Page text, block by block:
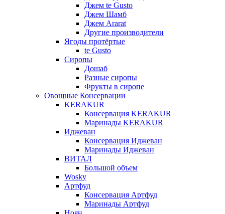
Джем te Gusto
Джем Шамб
Джем Ararat
Другие производители
Ягоды протёртые
te Gusto
Сиропы
Дошаб
Разные сиропы
Фрукты в сиропе
Овощные Консервации
KERAKUR
Консервация KERAKUR
Маринады KERAKUR
Иджеван
Консервация Иджеван
Маринады Иджеван
ВИТАЛ
Большой объем
Wosky
Артфуд
Консервация Артфуд
Маринады Артфуд